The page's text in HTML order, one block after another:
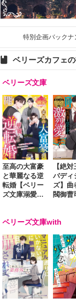
特別企画バックナ
ベリーズカフェ
ベリーズ文庫
至高の大富豪
と華麗なる逆
転婚【ベリー
ズ文庫溺愛ア
【絶
バディ
ズ】曲
閥御曹
激烈愛
ベリーズ文庫with